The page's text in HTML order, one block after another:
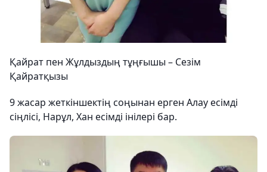
Қайрат пен Жұлдыздың тұңғышы – Сезім
Қайратқызы
9 жасар жеткіншектің соңынан ерген Алау есімді
сіңлісі, Нарұл, Хан есімді інілері бар.